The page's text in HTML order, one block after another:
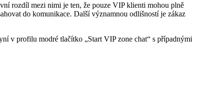
rozdíl mezi nimi je ten, že pouze VIP klienti mohou plně
do komunikace. Další významnou odlišností je zákaz
v profilu modré tlačítko „Start VIP zone chat“ s případnými